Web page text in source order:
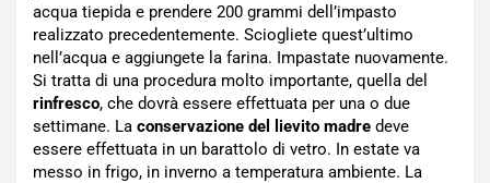
acqua tiepida e prendere 200 grammi dell’impasto
realizzato precedentemente. Sciogliete quest’ultimo
nell’acqua e aggiungete la farina. Impastate nuovamente.
Si tratta di una procedura molto importante, quella del
rinfresco, che dovrà essere effettuata per una o due
settimane. La conservazione del lievito madre deve
essere effettuata in un barattolo di vetro. In estate va
messo in frigo, in inverno a temperatura ambiente. La